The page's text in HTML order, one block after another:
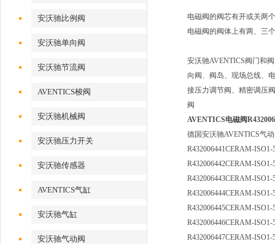
安沃驰比例阀
安沃驰单向阀
安沃驰节流阀
AVENTICS梭阀
安沃驰机械阀
安沃驰压力开关
安沃驰传感器
AVENTICS气缸
安沃驰气缸
安沃驰气动阀
电磁阀的阀芯有开或关两
电磁阀的阀体上有两、三
安沃驰AVENTICS阀门和
向阀、阀岛、现场总线、
接压力调节阀、精密调压
阀
AVENTICS电磁阀
德国安沃驰AVENTICS气
R432006441CERAM-ISO1-
R432006442CERAM-ISO1-
R432006443CERAM-ISO1-
R432006444CERAM-ISO1-
R432006445CERAM-ISO1-
R432006446CERAM-ISO1-
R432006447CERAM-ISO1-